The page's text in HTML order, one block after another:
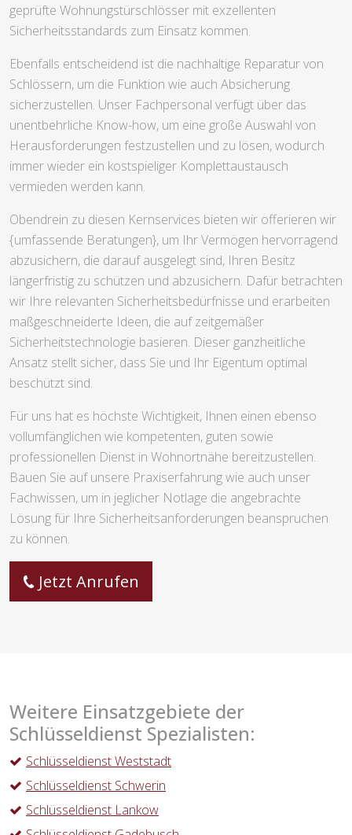
geprüfte Wohnungstürschlösser mit exzellenten
Sicherheitsstandards zum Einsatz kommen.
Ebenfalls entscheidend ist die nachhaltige Reparatur von
Schlössern, um die Funktion wie auch Absicherung
sicherzustellen. Unser Fachpersonal verfügt über das
unentbehrliche Know-how, um eine große Auswahl von
Herausforderungen festzustellen und zu lösen, wodurch
immer wieder ein kostspieliger Komplettaustausch
vermieden werden kann.
Obendrein zu diesen Kernservices bieten wir offerieren wir
{umfassende Beratungen}, um Ihr Vermögen hervorragend
abzusichern, die darauf ausgelegt sind, Ihren Besitz
längerfristig zu schützen und abzusichern. Dafür betrachten
wir Ihre relevanten Sicherheitsbedürfnisse und erarbeiten
maßgeschneiderte Ideen, die auf zeitgemäßer
Sicherheitstechnologie basieren. Dieser ganzheitliche
Ansatz stellt sicher, dass Sie und Ihr Eigentum optimal
beschützt sind.
Für uns hat es höchste Wichtigkeit, Ihnen einen ebenso
vollumfänglichen wie kompetenten, guten sowie
professionellen Dienst in Wohnortnähe bereitzustellen.
Bauen Sie auf unsere Praxiserfahrung wie auch unser
Fachwissen, um in jeglicher Notlage die angebrachte
Lösung für Ihre Sicherheitsanforderungen beanspruchen
zu können.
Jetzt Anrufen
Weitere Einsatzgebiete der
Schlüsseldienst Spezialisten:
Schlüsseldienst Weststadt
Schlüsseldienst Schwerin
Schlüsseldienst Lankow